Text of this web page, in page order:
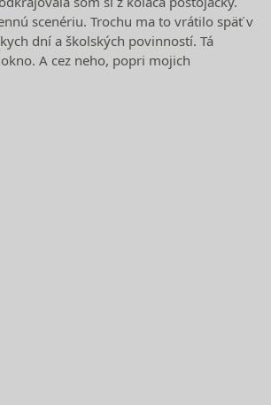
scenériu. Trochu ma to vrátilo späť v
dní a školských povinností. Tá
A cez neho, popri mojich